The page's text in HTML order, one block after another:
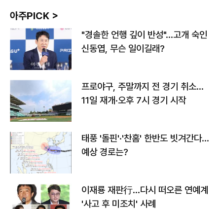
아주PICK >
"경솔한 언행 깊이 반성"…고개 숙인
신동엽, 무슨 일이길래?
프로야구, 주말까지 전 경기 취소…
11일 재개·오후 7시 경기 시작
태풍 '돌핀'·'찬홈' 한반도 빗겨간다…
예상 경로는?
이재룡 재판行…다시 떠오른 연예계
'사고 후 미조치' 사례